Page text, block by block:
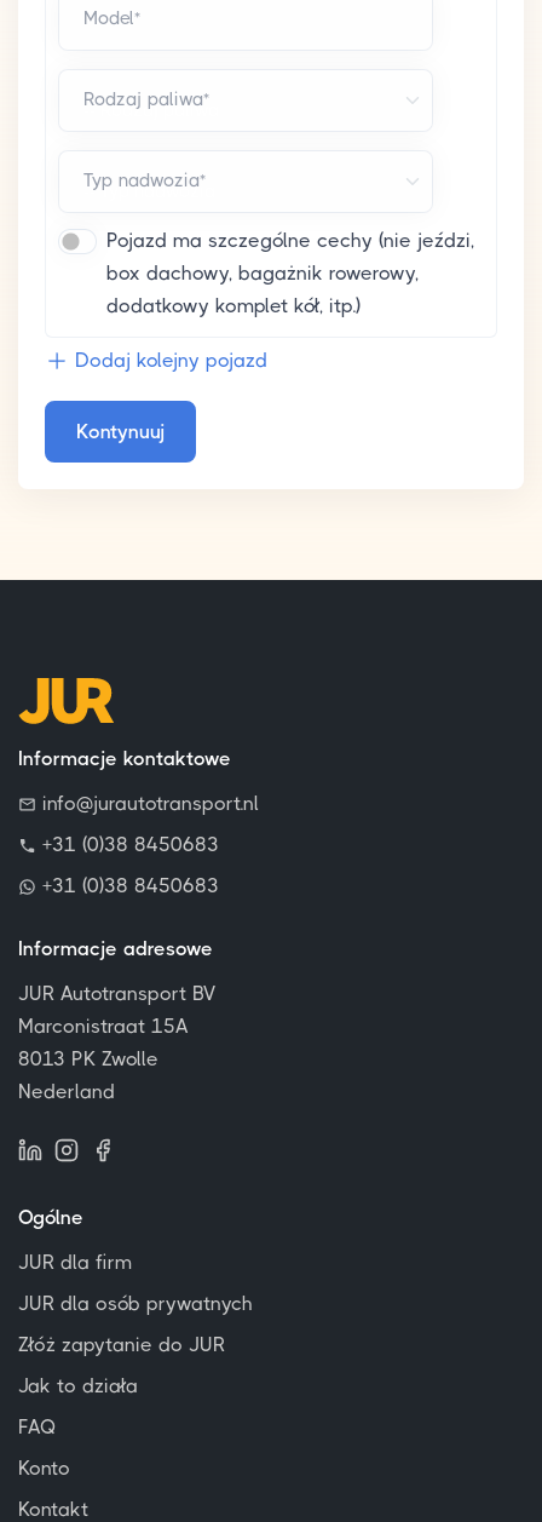
Model*
Rodzaj paliwa*
Typ nadwozia*
Pojazd ma szczególne cechy (nie jeździ,
box dachowy, bagażnik rowerowy,
dodatkowy komplet kół, itp.)
Dodaj kolejny pojazd
Kontynuuj
Informacje kontaktowe
info@jurautotransport.nl
+31 (0)38 8450683
+31 (0)38 8450683
Informacje adresowe
JUR Autotransport BV
Marconistraat 15A
8013 PK Zwolle
Nederland
Ogólne
JUR dla firm
JUR dla osób prywatnych
Złóż zapytanie do JUR
Jak to działa
FAQ
Konto
Kontakt